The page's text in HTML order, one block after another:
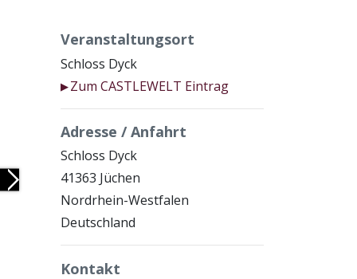
Next
Veranstaltungsort
Schloss Dyck
▶ Zum CASTLEWELT Eintrag
Adresse / Anfahrt
Schloss Dyck
41363 Jüchen
Nordrhein-Westfalen
Deutschland
Kontakt